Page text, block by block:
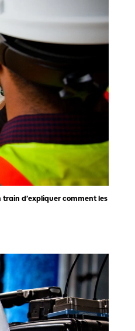
d’expliquer comment les